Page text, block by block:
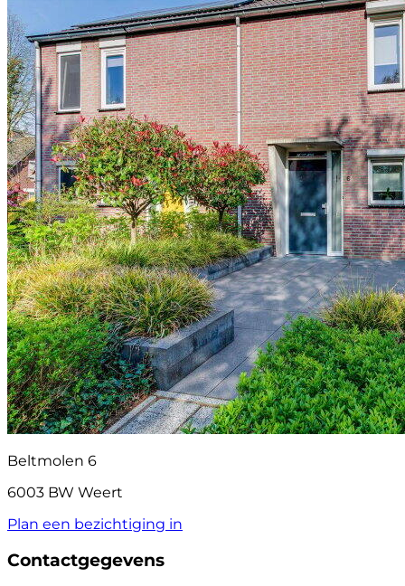
Beltmolen 6
6003 BW Weert
Plan een bezichtiging in
Contactgegevens